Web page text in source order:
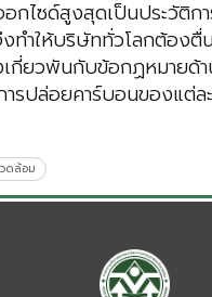
อกไซด์สูงสุดเป็นประวัติ
ทำให้บริษัททั่วโลกต้องตื่
กี่ยวพันกับข้อกฏหมายด้า
รปล่อยคาร์บอนของแต่ล
ดล้อม